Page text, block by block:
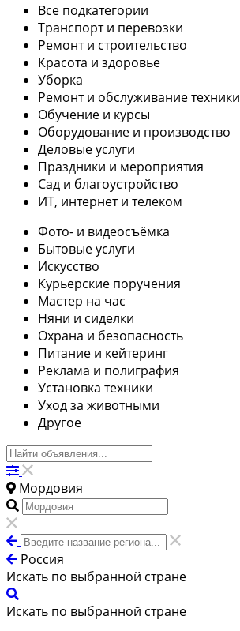
Все подкатегории
Транспорт и перевозки
Ремонт и строительство
Красота и здоровье
Уборка
Ремонт и обслуживание техники
Обучение и курсы
Оборудование и производство
Деловые услуги
Праздники и мероприятия
Сад и благоустройство
ИТ, интернет и телеком
Фото- и видеосъёмка
Бытовые услуги
Искусство
Курьерские поручения
Мастер на час
Няни и сиделки
Охрана и безопасность
Питание и кейтеринг
Реклама и полиграфия
Установка техники
Уход за животными
Другое
Мордовия
Россия
Искать по выбранной стране
Искать по выбранной стране